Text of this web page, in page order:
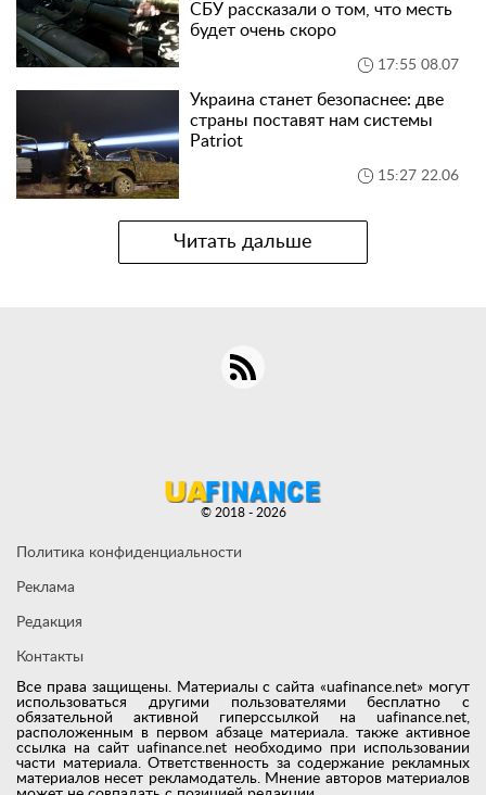
СБУ рассказали о том, что месть
будет очень скоро
17:55 08.07
Украина станет безопаснее: две
страны поставят нам системы
Patriot
15:27 22.06
Читать дальше
Все права защищены. Материалы с сайта «uafinance.net» могут
использоваться другими пользователями бесплатно с
обязательной активной гиперссылкой на uafinance.net,
расположенным в первом абзаце материала. также активное
ссылка на сайт uafinance.net необходимо при использовании
части материала. Ответственность за содержание рекламных
материалов несет рекламодатель. Мнение авторов материалов
Политика конфиденциальности
Реклама
Редакция
Контакты
© 2018 - 2026